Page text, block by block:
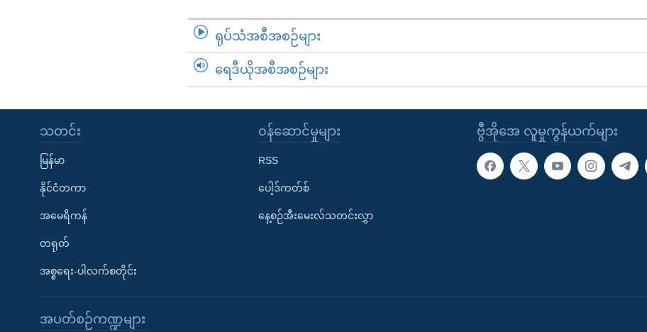
ရုပ်သံအစီအစဉ်များ
ရေဒီယိုအစီအစဉ်များ
ဗွီအိုအေ လူမှုကွန်ယက်များ
သတင်း
မြန်မာ
နိုင်ငံတကာ
အမေရိကန်
တရုတ်
အစ္စရေး-ပါလက်စတိုင်း
၀န်ဆောင်မှုများ
RSS
ပေါ့ဒ်ကတ်စ်
နေ့စဉ်အီးမေးလ်သတင်းလွှာ
အပတ်စဉ်ကဏ္ဍများ